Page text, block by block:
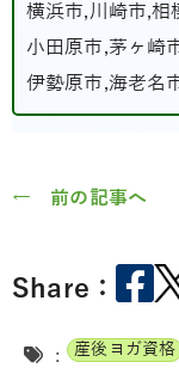
横浜市,川崎市,相
小田原市,茅ヶ崎
伊勢原市,海老名
← 前の記事へ
Share：
: 産後ヨガ資格